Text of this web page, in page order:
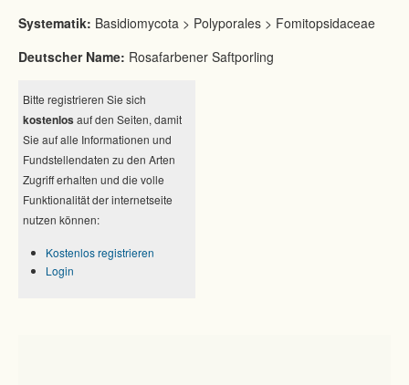
Systematik: Basidiomycota > Polyporales > Fomitopsidaceae
Deutscher Name: Rosafarbener Saftporling
Bitte registrieren Sie sich
kostenlos auf den Seiten, damit
Sie auf alle Informationen und
Fundstellendaten zu den Arten
Zugriff erhalten und die volle
Funktionalität der internetseite
nutzen können:
Kostenlos registrieren
Login